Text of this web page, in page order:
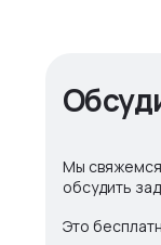
Мы свяжемся
обсудить
Это